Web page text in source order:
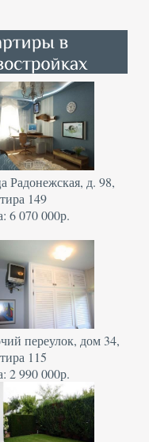
Радонежская, д. 98,
149
6 070 000р.
переулок, дом 34,
115
2 990 000р.